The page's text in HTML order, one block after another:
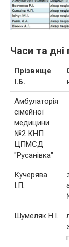
Часи та дні
Прізвище
І.Б.
Амбулаторія
сімейної
медицини
№2 КНП
ЦПМСД
"Русанівка"
Кучерява
І.П.
Шумеляк Н.І.